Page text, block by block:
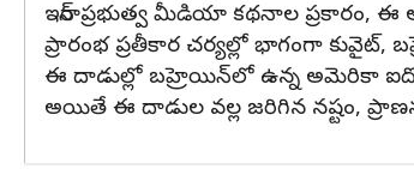
ఇరాన్ ప్రభుత్వ మీడియా కథనాల ప్రకారం, ఈ
ప్రారంభ ప్రతీకార చర్యల్లో భాగంగా కువైట్,
ఈ దాడుల్లో బహ్రెయిన్‌లో ఉన్న అమెరికా ఐదో
అయితే ఈ దాడుల వల్ల జరిగిన నష్టం,